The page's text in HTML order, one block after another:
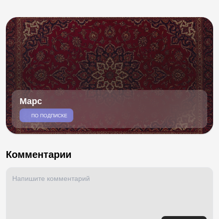
Марс
ПО ПОДПИСКЕ
Комментарии